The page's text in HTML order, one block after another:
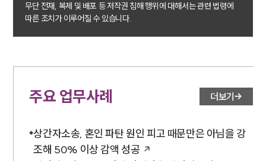
소식/자료
공지사항
뉴스레터/브로슈어
대륜법률상담예약
무단 전재, 복제 및 배포 등 저작권 침해 행위에 대해서는 관련 법령에
따른 조치가 이루어질 수 있습니다.
주요 업무사례 더보기
상간자소송, 혼인 파탄 원인 피고 때문만은 아님을 강
조해 50% 이상 감액 성공